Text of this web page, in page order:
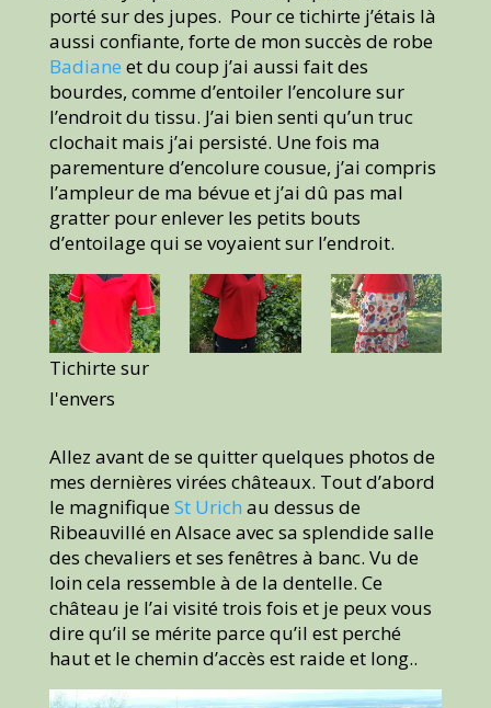
porté sur des jupes. Pour ce tichirte j’étais là
aussi confiante, forte de mon succès de robe
Badiane et du coup j’ai aussi fait des
bourdes, comme d’entoiler l’encolure sur
l’endroit du tissu. J’ai bien senti qu’un truc
clochait mais j’ai persisté. Une fois ma
parementure d’encolure cousue, j’ai compris
l’ampleur de ma bévue et j’ai dû pas mal
gratter pour enlever les petits bouts
d’entoilage qui se voyaient sur l’endroit.
Tichirte sur
l'envers
Allez avant de se quitter quelques photos de
mes dernières virées châteaux. Tout d’abord
le magnifique St Urich au dessus de
Ribeauvillé en Alsace avec sa splendide salle
des chevaliers et ses fenêtres à banc. Vu de
loin cela ressemble à de la dentelle. Ce
château je l’ai visité trois fois et je peux vous
dire qu’il se mérite parce qu’il est perché
haut et le chemin d’accès est raide et long..